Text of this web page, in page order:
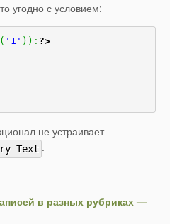
угодно с условием:
( '1' ) ) : ?>
не устраивает -
Text .
в разных рубриках —